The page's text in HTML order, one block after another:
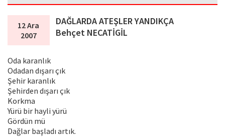
12 Ara
2007
DAĞLARDA ATEŞLER YANDIKÇA
Behçet NECATİGİL
Oda karanlık
Odadan dışarı çık
Şehir karanlık
Şehirden dışarı çık
Korkma
Yürü bir hayli yürü
Gördün mü
Dağlar başladı artık.